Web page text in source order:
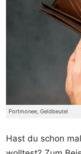
Portmonee, Geldbeutel
Hast du schon